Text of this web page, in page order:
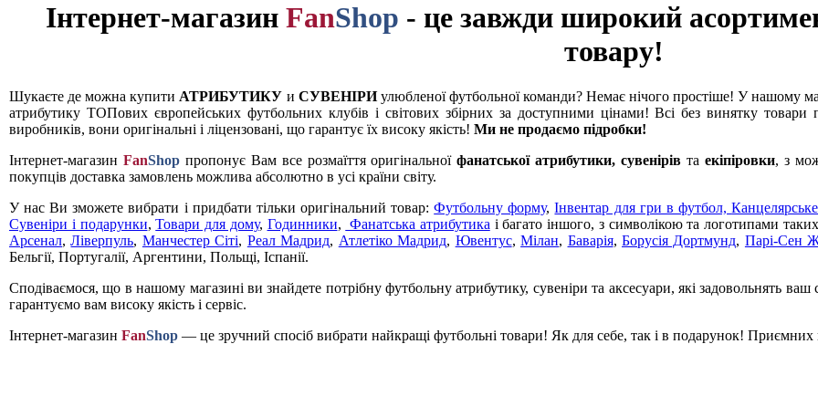
Інтернет-магазин FanShop - це завжди широкий
товару!
Шукаєте де можна купити АТРИБУТИКУ и СУВЕНІРИулюбленої футбольної команди? Немає нічого простіше! У нашому
атрибутику ТОПових європейських футбольних клубів і світових збірних за доступними цінами! Всі без винятку товари
виробників, вони оригінальні і ліцензовані, що гарантує їх високу якість! Ми не продаємо підробки!
Інтернет-магазин FanShopпропонує Вам все розмаїття оригінальноїфанатської атрибутики, сувенірів та екіпіровки, з
покупців доставка замовлень можлива абсолютно в усі країни світу.
У нас Ви зможете вибрати і придбати тільки оригінальний товар:Футбольну форму,Інвентар для гри в футбол,
Сувеніри і подарунки,Товари для дому, Годинники, Фанатська атрибутика і багато іншого, з символікою та логотипами
Арсенал,Ліверпуль, Манчестер Сіті, Реал Мадрид, Атлетіко Мадрид, Ювентус,Мілан, Баварія, Борусія Дортмунд, Парі-Сен
Бельгії, Португалії, Аргентини, Польщі, Іспанії.
Сподіваємося, що в нашому магазині ви знайдете потрібну футбольну атрибутику, сувеніри та аксесуари, які задовольнять
гарантуємо вам високу якість і сервіс.
Інтернет-магазин FanShop — це зручний спосіб вибрати найкращі футбольні товари! Як для себе, так і в подарунок!